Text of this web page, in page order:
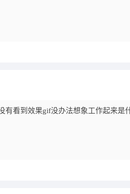
有看到效果gif没办法想象工作起来是